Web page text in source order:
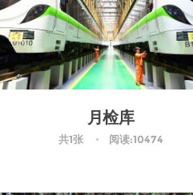
月检库
共1张 阅读:10474